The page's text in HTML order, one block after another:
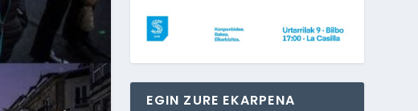
EGIN ZURE EKARPENA